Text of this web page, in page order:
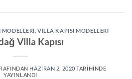
,VILLA KAPISI MODELLERI
Villa Kapısı
HAZIRAN 2, 2020 TARIHINDE
YAYINLANDI